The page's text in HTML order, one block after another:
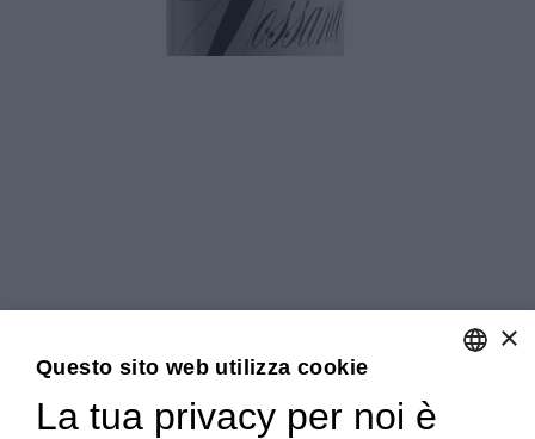
×
Questo sito web utilizza cookie
La tua privacy per noi è